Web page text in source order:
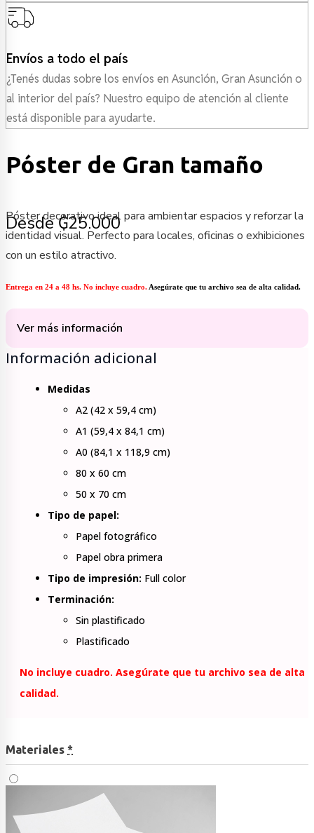
Envíos a todo el país
¿Tenés dudas sobre los envíos en Asunción, Gran Asunción o
al interior del país? Nuestro equipo de atención al cliente
está disponible para ayudarte.
Póster de Gran tamaño
Desde ₲25.000
Póster decorativo ideal para ambientar espacios y reforzar la
identidad visual. Perfecto para locales, oficinas o exhibiciones
con un estilo atractivo.
Entrega en 24 a 48 hs. No incluye cuadro. Asegúrate que tu archivo sea de alta calidad.
Ver más información
Información adicional
Medidas
A2 (42 x 59,4 cm)
A1 (59,4 x 84,1 cm)
A0 (84,1 x 118,9 cm)
80 x 60 cm
50 x 70 cm
Tipo de papel:
Papel fotográfico
Papel obra primera
Tipo de impresión: Full color
Terminación:
Sin plastificado
Plastificado
No incluye cuadro. Asegúrate que tu archivo sea de alta
calidad.
Materiales *